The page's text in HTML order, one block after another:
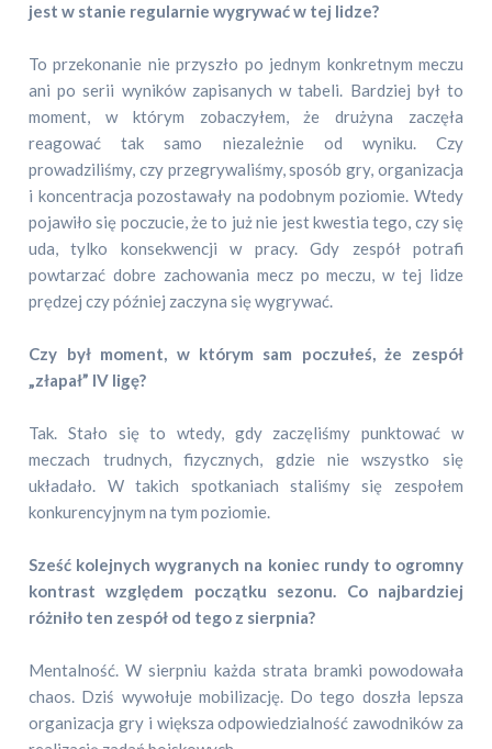
jest w stanie regularnie wygrywać w tej lidze?
To przekonanie nie przyszło po jednym konkretnym meczu
ani po serii wyników zapisanych w tabeli. Bardziej był to
moment, w którym zobaczyłem, że drużyna zaczęła
reagować tak samo niezależnie od wyniku. Czy
prowadziliśmy, czy przegrywaliśmy, sposób gry, organizacja
i koncentracja pozostawały na podobnym poziomie. Wtedy
pojawiło się poczucie, że to już nie jest kwestia tego, czy się
uda, tylko konsekwencji w pracy. Gdy zespół potrafi
powtarzać dobre zachowania mecz po meczu, w tej lidze
prędzej czy później zaczyna się wygrywać.
Czy był moment, w którym sam poczułeś, że zespół
„złapał” IV ligę?
Tak. Stało się to wtedy, gdy zaczęliśmy punktować w
meczach trudnych, fizycznych, gdzie nie wszystko się
układało. W takich spotkaniach staliśmy się zespołem
konkurencyjnym na tym poziomie.
Sześć kolejnych wygranych na koniec rundy to ogromny
kontrast względem początku sezonu. Co najbardziej
różniło ten zespół od tego z sierpnia?
Mentalność. W sierpniu każda strata bramki powodowała
chaos. Dziś wywołuje mobilizację. Do tego doszła lepsza
organizacja gry i większa odpowiedzialność zawodników za